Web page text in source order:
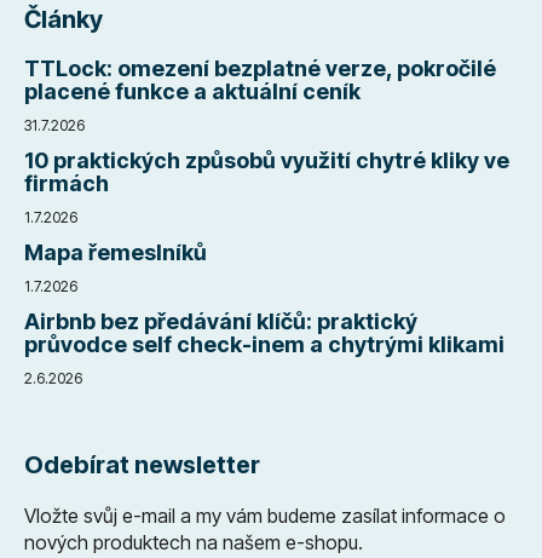
Články
TTLock: omezení bezplatné verze, pokročilé
placené funkce a aktuální ceník
31.7.2026
10 praktických způsobů využití chytré kliky ve
firmách
1.7.2026
Mapa řemeslníků
1.7.2026
Airbnb bez předávání klíčů: praktický
průvodce self check-inem a chytrými klikami
2.6.2026
Odebírat newsletter
Vložte svůj e-mail a my vám budeme zasílat informace o
nových produktech na našem e-shopu.